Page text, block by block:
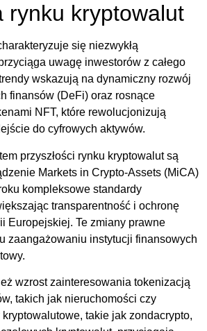
rynku kryptowalut
się niezwykłą
uwagę inwestorów z całego
wskazują na dynamiczny rozwój
finansów (DeFi) oraz rosnące
NFT, które rewolucjonizują
do cyfrowych aktywów.
przyszłości rynku kryptowalut są
Markets in Crypto-Assets (MiCA)
kompleksowe standardy
transparentność i ochronę
Europejskiej. Te zmiany prawne
zaangażowaniu instytucji finansowych
wzrost zainteresowania tokenizacją
takich jak nieruchomości czy
takie jak zondacrypto,